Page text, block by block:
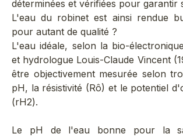
déterminées et vérifiées pour garantir
L'eau du robinet est ainsi rendue
pour autant de qualité ?
L'eau idéale, selon la bio-
et hydrologue Louis-Claude Vincent
être objectivement mesurée selon
pH, la résistivité (Rô) et le potentiel
(rH2).
Le pH de l'eau bonne pour la